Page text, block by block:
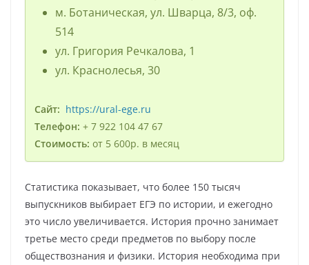
м. Ботаническая, ул. Шварца, 8/3, оф.
514
ул. Григория Речкалова, 1
ул. Краснолесья, 30
Сайт: https://ural-ege.ru
Телефон: + 7 922 104 47 67
Стоимость: от 5 600р. в месяц
Статистика показывает, что более 150 тысяч
выпускников выбирает ЕГЭ по истории, и ежегодно
это число увеличивается. История прочно занимает
третье место среди предметов по выбору после
обществознания и физики. История необходима при